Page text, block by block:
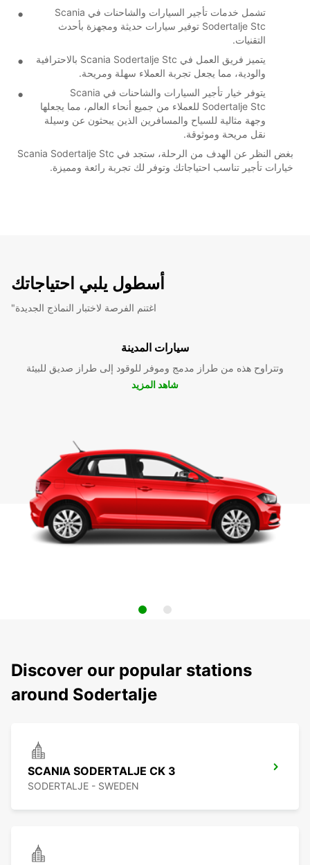
تشمل خدمات تأجير السيارات والشاحنات في Scania
Sodertalje Stc توفير سيارات حديثة ومجهزة بأحدث
التقنيات.
يتميز فريق العمل في Scania Sodertalje Stc بالاحترافية
والودية، مما يجعل تجربة العملاء سهلة ومريحة.
يتوفر خيار تأجير السيارات والشاحنات في Scania
Sodertalje Stc للعملاء من جميع أنحاء العالم، مما يجعلها
وجهة مثالية للسياح والمسافرين الذين يبحثون عن وسيلة
نقل مريحة وموثوقة.
بغض النظر عن الهدف من الرحلة، ستجد في Scania Sodertalje Stc
خيارات تأجير تناسب احتياجاتك وتوفر لك تجربة رائعة ومميزة.
أسطول يلبي احتياجاتك
"اغتنم الفرصة لاختبار النماذج الجديدة
سيارات المدينة
وتتراوح هذه من طراز مدمج وموفر للوقود إلى طراز صديق للبيئة
شاهد المزيد
Discover our popular stations
around Sodertalje
SCANIA SODERTALJE CK 3
SODERTALJE - SWEDEN